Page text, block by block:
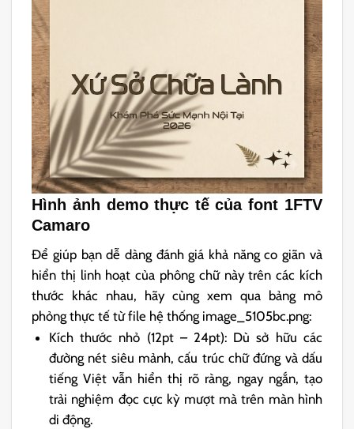
Hình ảnh demo thực tế của font 1FTV
Camaro
Để giúp bạn dễ dàng đánh giá khả năng co giãn và
hiển thị linh hoạt của phông chữ này trên các kích
thước khác nhau, hãy cùng xem qua bảng mô
phỏng thực tế từ file hệ thống image_5105bc.png:
Kích thước nhỏ (12pt – 24pt): Dù sở hữu các
đường nét siêu mảnh, cấu trúc chữ đứng và dấu
tiếng Việt vẫn hiển thị rõ ràng, ngay ngắn, tạo
trải nghiệm đọc cực kỳ mượt mà trên màn hình
di động.